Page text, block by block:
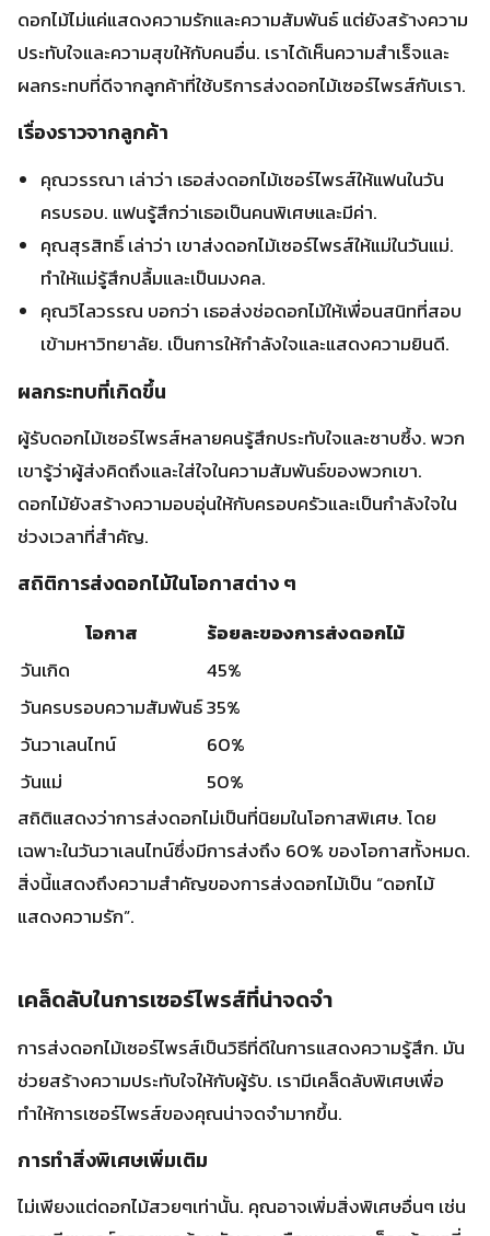
คุณสุรสิทธิ์ เล่าว่า เขาส่งดอกไม้เซอร์ไพรส์ให้แม่ในวันแม่.
ทำให้แม่รู้สึกปลื้มและเป็นมงคล.
คุณวิไลวรรณ บอกว่า เธอส่งช่อดอกไม้ให้เพื่อนสนิทที่สอบ
เข้ามหาวิทยาลัย. เป็นการให้กำลังใจและแสดงความยินดี.
ผู้รับดอกไม้เซอร์ไพรส์หลายคนรู้สึกประทับใจและซาบซึ้ง. พวก
เขารู้ว่าผู้ส่งคิดถึงและใส่ใจในความสัมพันธ์ของพวกเขา.
ดอกไม้ยังสร้างความอบอุ่นให้กับครอบครัวและเป็นกำลังใจใน
ช่วงเวลาที่สำคัญ.
สถิติการส่งดอกไม้ในโอกาสต่าง ๆ
โอกาส
วันเกิด
45%
วันครบรอบความสัมพันธ์35%
วันวาเลนไทน์
60%
สถิติแสดงว่าการส่งดอกไม่เป็นที่นิยมในโอกาสพิเศษ. โดย
เฉพาะในวันวาเลนไทน์ซึ่งมีการส่งถึง 60% ของโอกาสทั้งหมด.
สิ่งนี้แสดงถึงความสำคัญของการส่งดอกไม้เป็น “ดอกไม้
เคล็ดลับในการเซอร์ไพรส์ที่น่าจดจำ
การส่งดอกไม้เซอร์ไพรส์เป็นวิธีที่ดีในการแสดงความรู้สึก. มัน
ช่วยสร้างความประทับใจให้กับผู้รับ. เรามีเคล็ดลับพิเศษเพื่อ
ทำให้การเซอร์ไพรส์ของคุณน่าจดจำมากขึ้น.
การทำสิ่งพิเศษเพิ่มเติม
ไม่เพียงแต่ดอกไม้สวยๆเท่านั้น. คุณอาจเพิ่มสิ่งพิเศษอื่นๆ เช่น
การเขียนการ์ดอวยพรด้วยตัวเอง. หรือแนบของเล็กๆน้อยๆที่
แสดงถึงความเข้าใจในตัวผู้รับ.
สิ่งเหล่านี้จะทำให้การเซอร์ไพรส์ของคุณมีความหมายและ
ประทับใจมากขึ้น.
การใช้ประโยชน์จากเทคโนโลยี
ในปัจจุบัน มีเครื่องมือและเทคโนโลยีมากมาย. มันช่วยเพิ่มความ